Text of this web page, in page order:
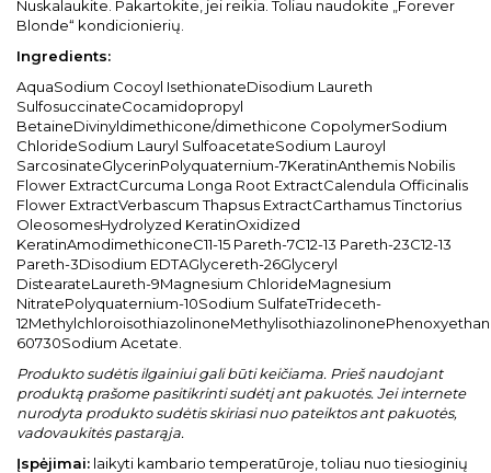
Nuskalaukite. Pakartokite, jei reikia. Toliau naudokite „Forever
Blonde“ kondicionierių.
Ingredients:
AquaSodium Cocoyl IsethionateDisodium Laureth
SulfosuccinateCocamidopropyl
BetaineDivinyldimethicone/dimethicone CopolymerSodium
ChlorideSodium Lauryl SulfoacetateSodium Lauroyl
SarcosinateGlycerinPolyquaternium-7KeratinAnthemis Nobilis
Flower ExtractCurcuma Longa Root ExtractCalendula Officinalis
Flower ExtractVerbascum Thapsus ExtractCarthamus Tinctorius
OleosomesHydrolyzed KeratinOxidized
KeratinAmodimethiconeC11-15 Pareth-7C12-13 Pareth-23C12-13
Pareth-3Disodium EDTAGlycereth-26Glyceryl
DistearateLaureth-9Magnesium ChlorideMagnesium
NitratePolyquaternium-10Sodium SulfateTrideceth-
60730Sodium Acetate.
Produkto sudėtis ilgainiui gali būti keičiama. Prieš naudojant
produktą prašome pasitikrinti sudėtį ant pakuotės. Jei internete
nurodyta produkto sudėtis skiriasi nuo pateiktos ant pakuotės,
vadovaukitės pastarąja.
Įspėjimai: laikyti kambario temperatūroje, toliau nuo tiesioginių